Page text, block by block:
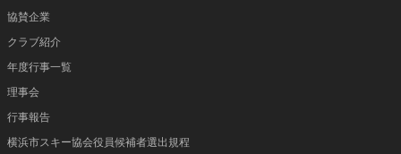
協賛企業
クラブ紹介
年度行事一覧
理事会
行事報告
横浜市スキー協会役員候補者選出規程